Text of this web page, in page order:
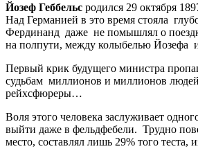
Йозеф Геббельс родился 29 октября
Над Германией в это время стояла
Фердинанд даже не помышлял о
на полпути, между колыбелью Йозефа
Первый крик будущего министра
судьбам миллионов и миллионов людей.
рейхсфюреры…
Воля этого человека заслуживает
выйти даже в фельдфебели. Трудно
место, составлял лишь 29% того